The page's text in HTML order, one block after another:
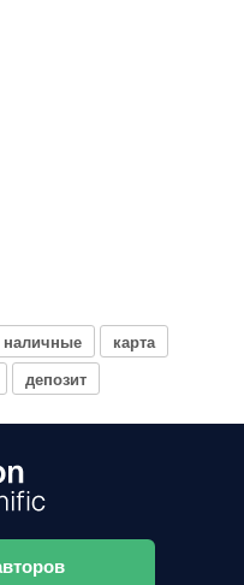
наличные
карта
депозит